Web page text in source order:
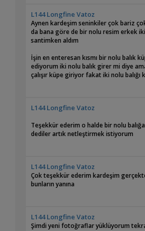
L144 Longfine Vatoz
Aynen kardeşim seninkiler çok bariz
da bana göre de bir nolu resim erkek
santimken aldım
İşin en enteresan kısmı bir nolu balık
ediyorum iki nolu balık girer mi diye
çalışır küpe giriyor fakat iki nolu
L144 Longfine Vatoz
Teşekkür ederim o halde bir nolu
dediler artık netleştirmek istiyorum
L144 Longfine Vatoz
Çok teşekkür ederim kardeşim
bunların yanına
L144 Longfine Vatoz
Şimdi yeni fotoğraflar yüklüyorum